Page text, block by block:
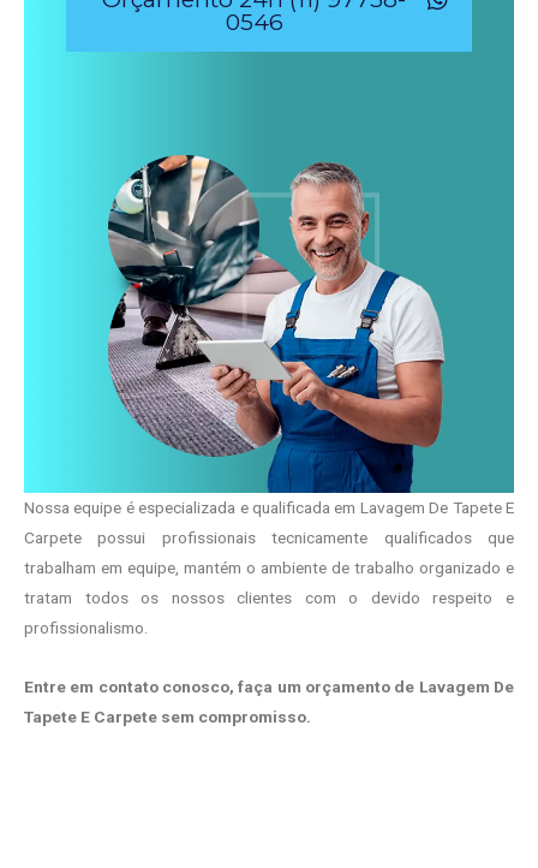
0546
Nossa equipe é especializada e qualificada em Lavagem De Tapete E
Carpete possui profissionais tecnicamente qualificados que
trabalham em equipe, mantém o ambiente de trabalho organizado e
tratam todos os nossos clientes com o devido respeito e
profissionalismo.
Entre em contato conosco, faça um orçamento de Lavagem De
Tapete E Carpete sem compromisso.